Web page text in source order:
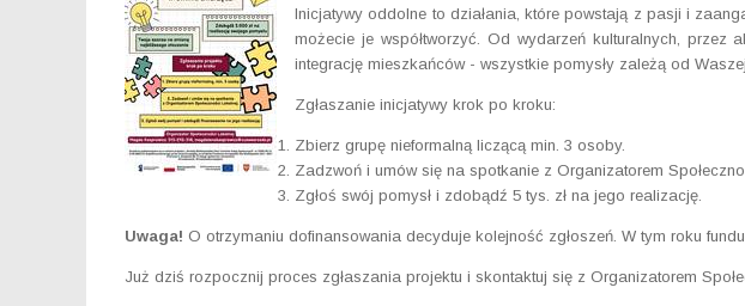
Inicjatywy oddolne to działania, które powstają z pasji i
możecie je współtworzyć. Od wydarzeń kulturalnych, przez
integrację mieszkańców - wszystkie pomysły zależą od
Zgłaszanie inicjatywy krok po kroku:
Zbierz grupę nieformalną liczącą min. 3 osoby.
Zadzwoń i umów się na spotkanie z Organizatorem
Zgłoś swój pomysł i zdobądź 5 tys. zł na jego realizację.
Uwaga! O otrzymaniu dofinansowania decyduje kolejność zgłoszeń. W tym roku
Już dziś rozpocznij proces zgłaszania projektu i skontaktuj się z Organizatorem